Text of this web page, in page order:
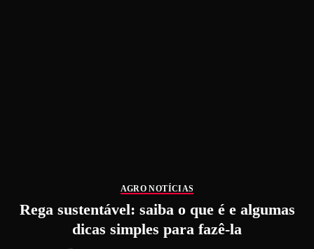
AGRO NOTÍCIAS
Rega sustentável: saiba o que é e algumas
dicas simples para fazê-la